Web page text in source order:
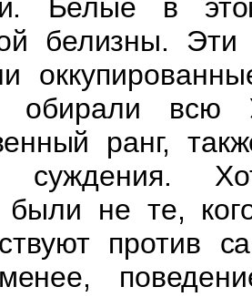
Белые в
белизны.
обирали
ранг,
суждения.
были не те,
против
менее,